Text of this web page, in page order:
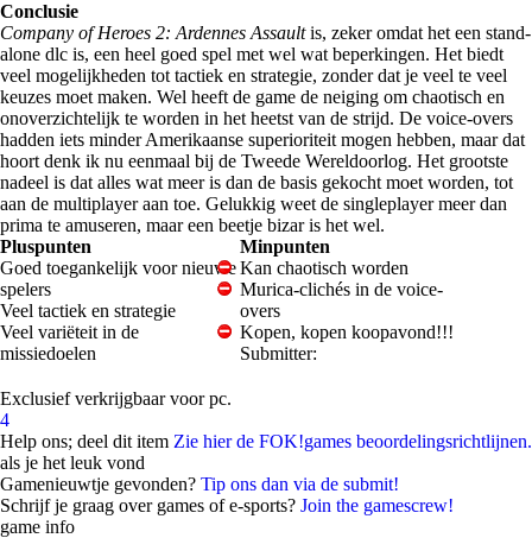
Conclusie
Company of Heroes 2: Ardennes Assaultis, zeker omdat het een stand-
alone dlc is, een heel goed spel met wel wat beperkingen. Het biedt
veel mogelijkheden tot tactiek en strategie, zonder dat je veel te veel
keuzes moet maken. Wel heeft de game de neiging om chaotisch en
onoverzichtelijk te worden in het heetst van de strijd. De voice-overs
hadden iets minder Amerikaanse superioriteit mogen hebben, maar dat
hoort denk ik nu eenmaal bij de Tweede Wereldoorlog. Het grootste
nadeel is dat alles wat meer is dan de basis gekocht moet worden, tot
aan de multiplayer aan toe. Gelukkig weet de singleplayer meer dan
prima te amuseren, maar een beetje bizar is het wel.
Pluspunten
Minpunten
Goed toegankelijk voor nieuwe
spelers
Veel tactiek en strategie
Veel variëteit in de
missiedoelen
Kan chaotisch worden
Murica-clichés in de voice-
overs
Kopen, kopen koopavond!!!
Exclusief verkrijgbaar voor pc.
Zie hier de FOK!games beoordelingsrichtlijnen.
Submitter:
4
Help ons; deel dit item
als je het leuk vond
Gamenieuwtje gevonden? Tip ons dan via de submit!
Schrijf je graag over games of e-sports? Join the gamescrew!
game info